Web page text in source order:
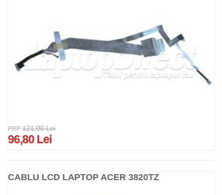
PRP 121,00 Lei
96,80 Lei
CABLU LCD LAPTOP ACER 3820TZ